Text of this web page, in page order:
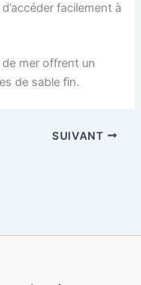
facilement à
mer offrent un
de sable fin.
SUIVANT